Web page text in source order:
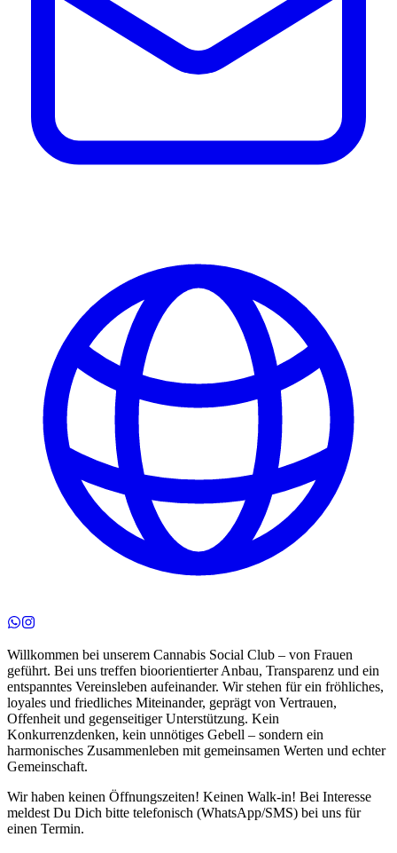
Willkommen bei unserem Cannabis Social Club – von Frauen
geführt. Bei uns treffen bioorientierter Anbau, Transparenz und ein
entspanntes Vereinsleben aufeinander. Wir stehen für ein fröhliches,
loyales und friedliches Miteinander, geprägt von Vertrauen,
Offenheit und gegenseitiger Unterstützung. Kein
Konkurrenzdenken, kein unnötiges Gebell – sondern ein
harmonisches Zusammenleben mit gemeinsamen Werten und echter
Gemeinschaft.
Wir haben keinen Öffnungszeiten! Keinen Walk-in! Bei Interesse
meldest Du Dich bitte telefonisch (WhatsApp/SMS) bei uns für
einen Termin.